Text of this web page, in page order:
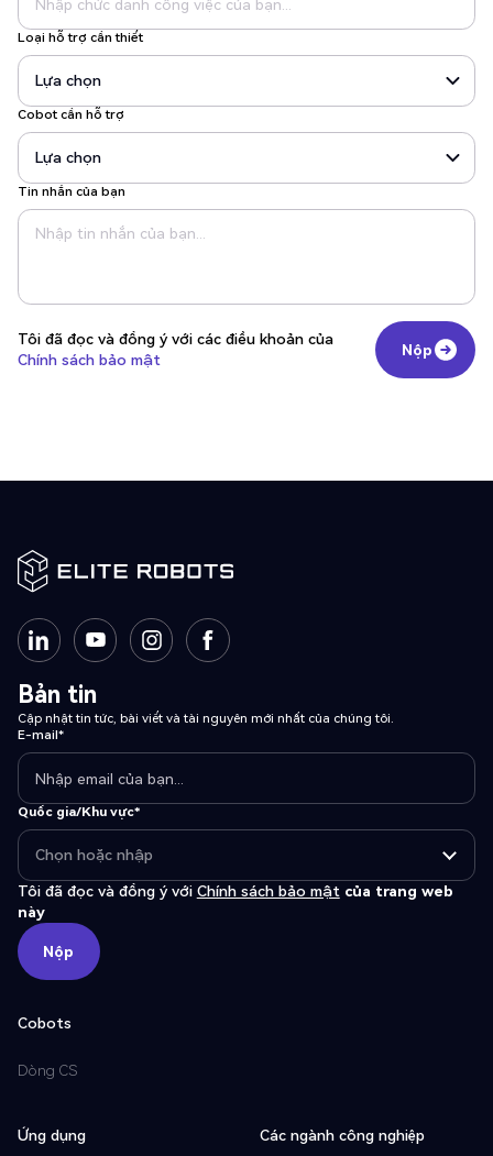
Loại hỗ trợ cần thiết
Cobot cần hỗ trợ
Tin nhắn của bạn
Tôi đã đọc và đồng ý với các điều khoản của
Chính sách bảo mật
Nộp
Nộp
Bản tin
Cập nhật tin tức, bài viết và tài nguyên mới nhất của chúng tôi.
E-mail*
Quốc gia/Khu vực*
Tôi đã đọc và đồng ý với Chính sách bảo mật của trang web
này
Nộp
Nộp
Cobots
Dòng CS
Ứng dụng Các ngành công nghiệp